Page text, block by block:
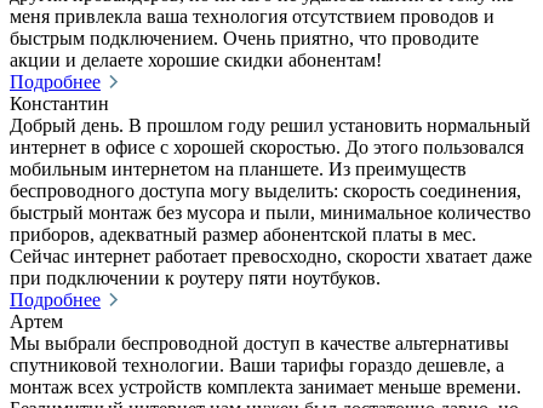
меня привлекла ваша технология отсутствием проводов и
быстрым подключением. Очень приятно, что проводите
акции и делаете хорошие скидки абонентам!
Подробнее
Константин
Добрый день. В прошлом году решил установить нормальный
интернет в офисе с хорошей скоростью. До этого пользовался
мобильным интернетом на планшете. Из преимуществ
беспроводного доступа могу выделить: скорость соединения,
быстрый монтаж без мусора и пыли, минимальное количество
приборов, адекватный размер абонентской платы в мес.
Сейчас интернет работает превосходно, скорости хватает даже
при подключении к роутеру пяти ноутбуков.
Подробнее
Артем
Мы выбрали беспроводной доступ в качестве альтернативы
спутниковой технологии. Ваши тарифы гораздо дешевле, а
монтаж всех устройств комплекта занимает меньше времени.